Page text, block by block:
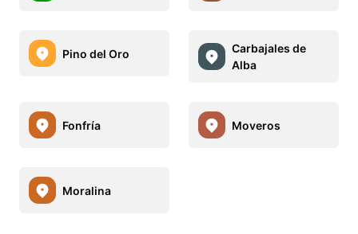
Pino del Oro
Carbajales de
Alba
Fonfría Moveros
Moralina